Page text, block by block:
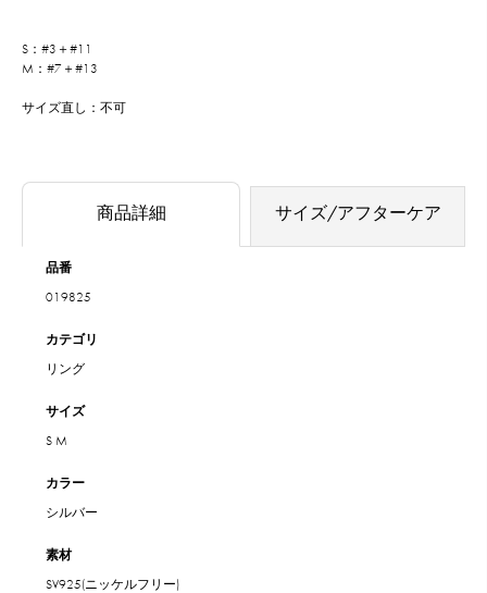
S：#3＋#11
M：#7＋#13
サイズ直し：不可
商品詳細 サイズ/アフターケア
品番
019825
カテゴリ
リング
サイズ
S M
カラー
シルバー
素材
SV925(ニッケルフリー)